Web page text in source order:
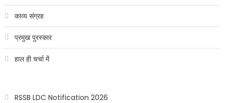
काव्य संग्रह
प्रमुख पुरस्कार
हाल ही चर्चा में
RSSB LDC Notification 2026